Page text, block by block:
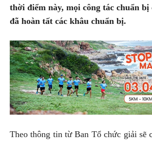
thời điểm này, mọi công tác chuẩn bị
đã hoàn tất các khâu chuẩn bị.
Theo thông tin từ Ban Tổ chức giải sẽ